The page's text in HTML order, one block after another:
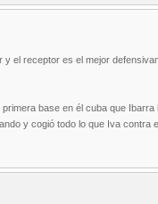
el receptor es el mejor
base en él cuba que
y cogió todo lo que Iva contra